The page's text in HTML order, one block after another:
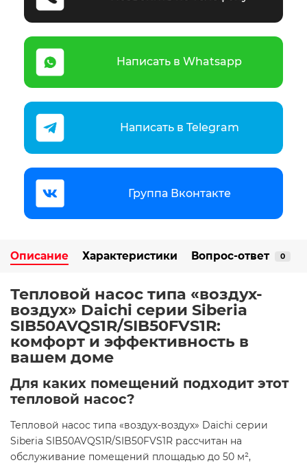
Написать в Whatsapp
Написать в Telegram
Группа Вконтакте
Описание Характеристики Вопрос-ответ 0
Тепловой насос типа «воздух-
воздух» Daichi серии Siberia
SIB50AVQS1R/SIB50FVS1R:
комфорт и эффективность в
вашем доме
Для каких помещений подходит этот
тепловой насос?
Тепловой насос типа «воздух-воздух» Daichi серии
Siberia SIB50AVQS1R/SIB50FVS1R рассчитан на
обслуживание помещений площадью до 50 м²,